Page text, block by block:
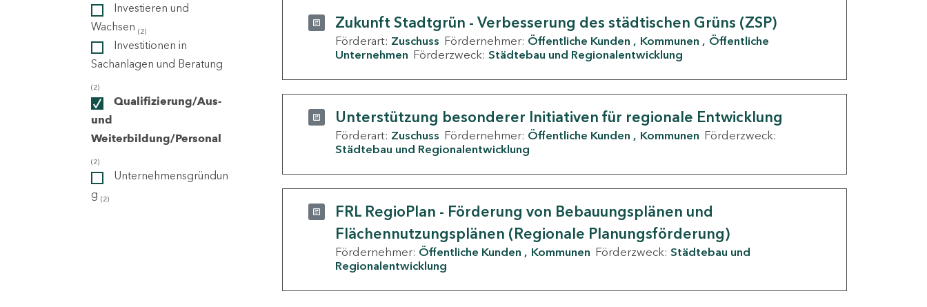
Investieren und
Wachsen (2)
Investitionen in
Sachanlagen und Beratung
(2)
Qualifizierung/Aus-
und
Weiterbildung/Personal
(2)
Unternehmensgründun
g (2)
Zukunft Stadtgrün - Verbesserung des städtischen Grüns (ZSP)
Förderart: Zuschuss Fördernehmer: Öffentliche Kunden Kommunen
Öffentliche
Unternehmen Förderzweck: Städtebau und Regionalentwicklung
Unterstützung besonderer Initiativen für regionale Entwicklung
Förderart: Zuschuss Fördernehmer: Öffentliche Kunden Kommunen Förderzweck:
Städtebau und Regionalentwicklung
FRL RegioPlan - Förderung von Bebauungsplänen und
Flächennutzungsplänen (Regionale Planungsförderung)
Fördernehmer: Öffentliche Kunden Kommunen Förderzweck: Städtebau und
Regionalentwicklung